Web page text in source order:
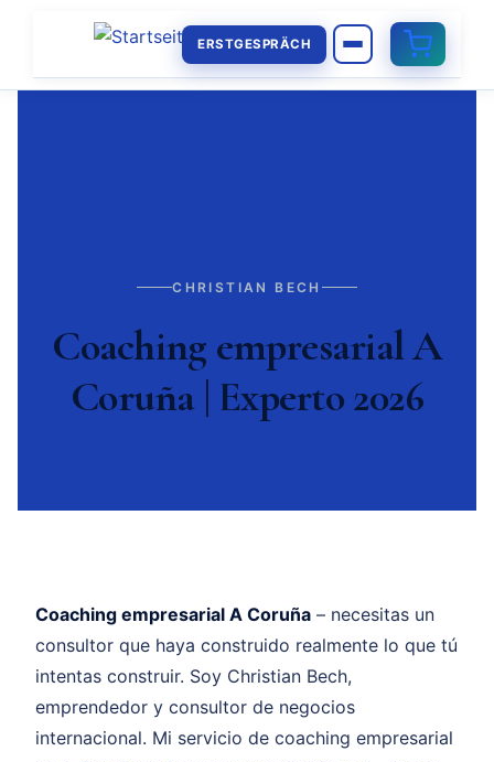
ERSTGESPRÄCH
CHRISTIAN BECH
Coaching empresarial A
Coruña | Experto 2026
Coaching empresarial A Coruña – necesitas un
consultor que haya construido realmente lo que tú
intentas construir. Soy Christian Bech,
emprendedor y consultor de negocios
internacional. Mi servicio de coaching empresarial